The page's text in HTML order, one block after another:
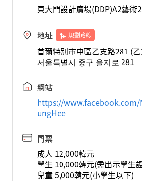
東大門設計廣場(DDP)A2藝術
地址 規劃路線
首爾特別市中區乙支路281 (
서울특별시 중구 을지로 281
網站
https://www.facebook.com/
ungHee
門票
成人 12,000韓元
學生 10,000韓元(需出示學生
兒童 5,000韓元(小學生以下)